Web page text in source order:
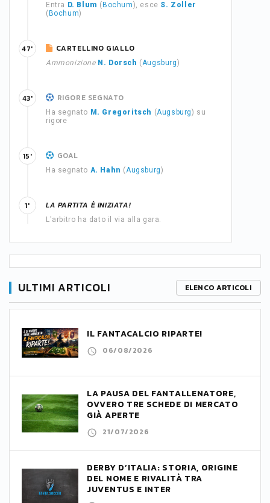
Entra D. Blum ( Bochum), esce S. Zoller
( Bochum)
CARTELLINO GIALLO
Ammonizione N. Dorsch (Augsburg)
47'
RIGORE SEGNATO
Ha segnato M. Gregoritsch (Augsburg) su
rigore
43'
GOAL
Ha segnato A. Hahn (Augsburg)
15'
LA PARTITA È INIZIATA!
L'arbitro ha dato il via alla gara.
1'
ULTIMI ARTICOLI ELENCO ARTICOLI
IL FANTACALCIO RIPARTE!
06/08/2026
LA PAUSA DEL FANTALLENATORE,
OVVERO TRE SCHEDE DI MERCATO
GIÀ APERTE
21/07/2026
DERBY D’ITALIA: STORIA, ORIGINE
DEL NOME E RIVALITÀ TRA
JUVENTUS E INTER